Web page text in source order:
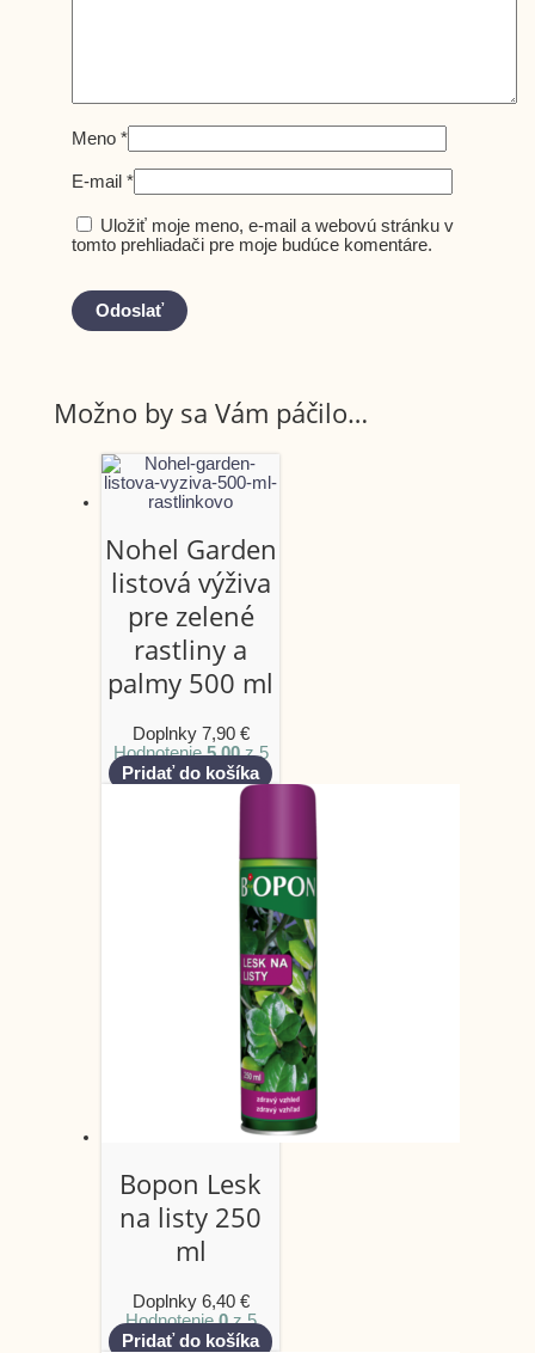
Meno *
E-mail *
Uložiť moje meno, e-mail a webovú stránku v
tomto prehliadači pre moje budúce komentáre.
Možno by sa Vám páčilo…
Nohel Garden
listová výživa
pre zelené
rastliny a
palmy 500 ml
Doplnky 7,90 €
Hodnotenie5.00z 5
Pridať do košíka
Bopon Lesk
na listy 250
ml
Doplnky 6,40 €
Hodnotenie0z 5
Pridať do košíka